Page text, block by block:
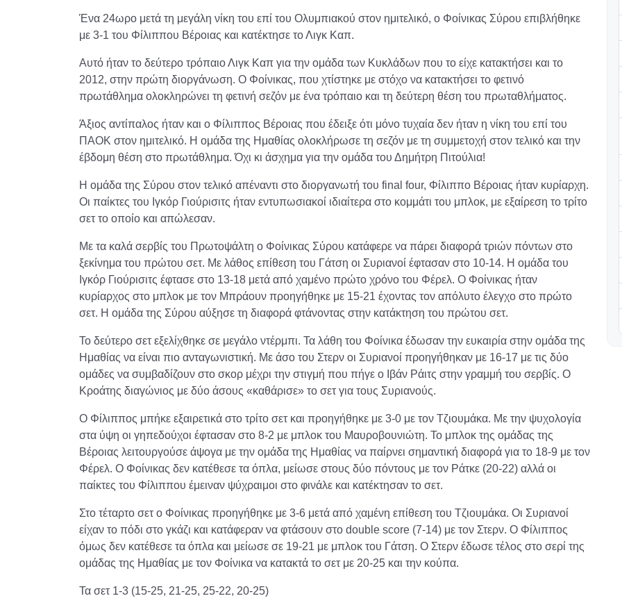
Ένα 24ωρο μετά τη μεγάλη νίκη του επί του Ολυμπιακού στον ημιτελικό, ο Φοίνικας Σύρου επιβλήθηκε
με 3-1 του Φίλιππου Βέροιας και κατέκτησε το Λιγκ Καπ.
Αυτό ήταν το δεύτερο τρόπαιο Λιγκ Καπ για την ομάδα των Κυκλάδων που το είχε κατακτήσει και το
2012, στην πρώτη διοργάνωση. Ο Φοίνικας, που χτίστηκε με στόχο να κατακτήσει το φετινό
πρωτάθλημα ολοκληρώνει τη φετινή σεζόν με ένα τρόπαιο και τη δεύτερη θέση του πρωταθλήματος.
Άξιος αντίπαλος ήταν και ο Φίλιππος Βέροιας που έδειξε ότι μόνο τυχαία δεν ήταν η νίκη του επί του
ΠΑΟΚ στον ημιτελικό. Η ομάδα της Ημαθίας ολοκλήρωσε τη σεζόν με τη συμμετοχή στον τελικό και την
έβδομη θέση στο πρωτάθλημα. Όχι κι άσχημα για την ομάδα του Δημήτρη Πιτούλια!
Η ομάδα της Σύρου στον τελικό απέναντι στο διοργανωτή του final four, Φίλιππο Βέροιας ήταν κυρίαρχη.
Οι παίκτες του Ιγκόρ Γιούρισιτς ήταν εντυπωσιακοί ιδιαίτερα στο κομμάτι του μπλοκ, με εξαίρεση το τρίτο
σετ το οποίο και απώλεσαν.
Με τα καλά σερβίς του Πρωτοψάλτη ο Φοίνικας Σύρου κατάφερε να πάρει διαφορά τριών πόντων στο
ξεκίνημα του πρώτου σετ. Με λάθος επίθεση του Γάτση οι Συριανοί έφτασαν στο 10-14. Η ομάδα του
Ιγκόρ Γιούρισιτς έφτασε στο 13-18 μετά από χαμένο πρώτο χρόνο του Φέρελ. Ο Φοίνικας ήταν
κυρίαρχος στο μπλοκ με τον Μπράουν προηγήθηκε με 15-21 έχοντας τον απόλυτο έλεγχο στο πρώτο
σετ. Η ομάδα της Σύρου αύξησε τη διαφορά φτάνοντας στην κατάκτηση του πρώτου σετ.
Το δεύτερο σετ εξελίχθηκε σε μεγάλο ντέρμπι. Τα λάθη του Φοίνικα έδωσαν την ευκαιρία στην ομάδα της
Ημαθίας να είναι πιο ανταγωνιστική. Με άσο του Στερν οι Συριανοί προηγήθηκαν με 16-17 με τις δύο
ομάδες να συμβαδίζουν στο σκορ μέχρι την στιγμή που πήγε ο Ιβάν Ράιτς στην γραμμή του σερβίς. Ο
Κροάτης διαγώνιος με δύο άσους «καθάρισε» το σετ για τους Συριανούς.
Ο Φίλιππος μπήκε εξαιρετικά στο τρίτο σετ και προηγήθηκε με 3-0 με τον Τζιουμάκα. Με την ψυχολογία
στα ύψη οι γηπεδούχοι έφτασαν στο 8-2 με μπλοκ του Μαυροβουνιώτη. Το μπλοκ της ομάδας της
Βέροιας λειτουργούσε άψογα με την ομάδα της Ημαθίας να παίρνει σημαντική διαφορά για το 18-9 με τον
Φέρελ. Ο Φοίνικας δεν κατέθεσε τα όπλα, μείωσε στους δύο πόντους με τον Ράτκε (20-22) αλλά οι
παίκτες του Φίλιππου έμειναν ψύχραιμοι στο φινάλε και κατέκτησαν το σετ.
Στο τέταρτο σετ ο Φοίνικας προηγήθηκε με 3-6 μετά από χαμένη επίθεση του Τζιουμάκα. Οι Συριανοί
είχαν το πόδι στο γκάζι και κατάφεραν να φτάσουν στο double score (7-14) με τον Στερν. Ο Φίλιππος
όμως δεν κατέθεσε τα όπλα και μείωσε σε 19-21 με μπλοκ του Γάτση. Ο Στερν έδωσε τέλος στο σερί της
ομάδας της Ημαθίας με τον Φοίνικα να κατακτά το σετ με 20-25 και την κούπα.
Τα σετ 1-3 (15-25, 21-25, 25-22, 20-25)